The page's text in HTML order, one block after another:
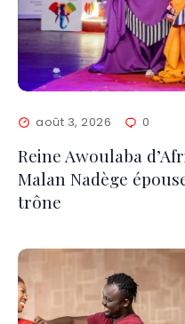
août 3, 2026 0
Reine Awoulaba
Malan Nadège
trône